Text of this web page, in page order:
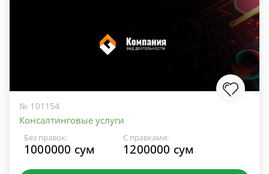
№ 101154
Консалтинговые услуги
Без правок:
1000000 сум
С правками:
1200000 сум